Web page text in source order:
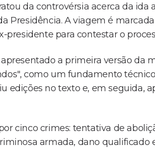
da controvérsia acerca da ida
Presidência. A viagem é
presidente para contestar o
a primeira versão da
como um fundamento
edições no texto e, em seguida,
cinco crimes: tentativa de
armada, dano